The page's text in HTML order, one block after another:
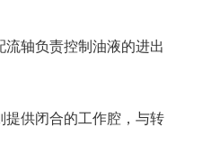
轴负责控制油液的进出
供闭合的工作腔，与转